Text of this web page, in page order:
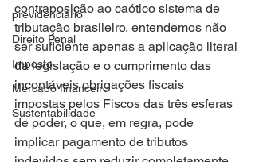
previdenciário
Direito Penal
Imposto
Mercado financeiro
Sustentabilidade
contraposição ao caótico sistema de
tributação brasileiro, entendemos não
ser suficiente apenas a aplicação literal
da legislação e o cumprimento das
incontáveis obrigações fiscais
impostas pelos Fiscos das três esferas
de poder, o que, em regra, pode
implicar pagamento de tributos